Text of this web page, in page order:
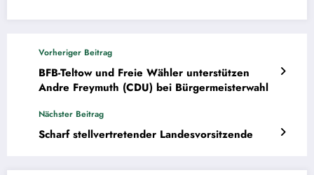
Vorheriger Beitrag
BFB-Teltow und Freie Wähler unterstützen
Andre Freymuth (CDU) bei Bürgermeisterwahl
Nächster Beitrag
Scharf stellvertretender Landesvorsitzende